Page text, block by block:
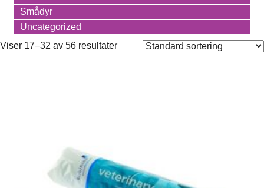
Smådyr
Uncategorized
Viser 17–32 av 56 resultater